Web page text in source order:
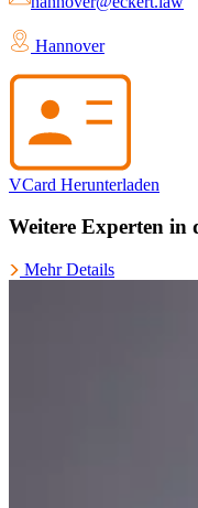
Hannover
VCard Herunterladen
Weitere Experten in
Mehr Details